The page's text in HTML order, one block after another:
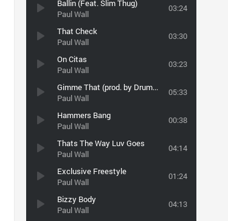
Ballin (Feat. Slim Thug)
Paul Wall
03:24
That Check
Paul Wall
03:30
On Citas
Paul Wall
03:23
Gimme That (prod. by Drumma Boy) (slowed)
Paul Wall
05:33
Hammers Bang
Paul Wall
00:38
Thats The Way Luv Goes
Paul Wall
04:14
Exclusive Freestyle
Paul Wall
01:24
Bizzy Body
Paul Wall
04:13